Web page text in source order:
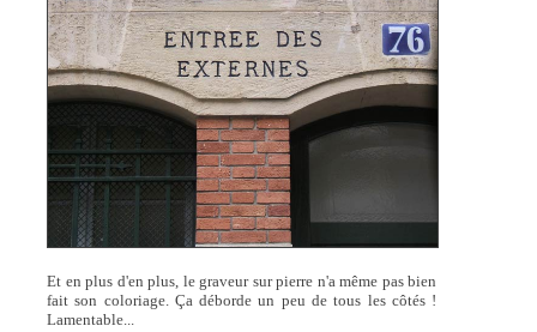
Et en plus d'en plus, le graveur sur pierre n'a même pas bien
fait son coloriage. Ça déborde un peu de tous les côtés !
Lamentable...